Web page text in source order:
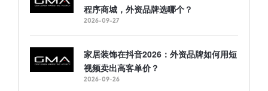
程序商城，外资品牌选哪个？
2026-09-27
家居装饰在抖音2026：外资品牌如何用短
视频卖出高客单价？
2026-09-26